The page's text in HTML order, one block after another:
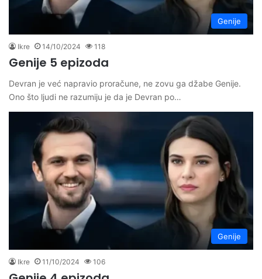
Genije
Ikre 14/10/2024 118
Genije 5 epizoda
Devran je već napravio proračune, ne zovu ga džabe Genije.
Ono što ljudi ne razumiju je da je Devran po…
Genije
Ikre 11/10/2024 106